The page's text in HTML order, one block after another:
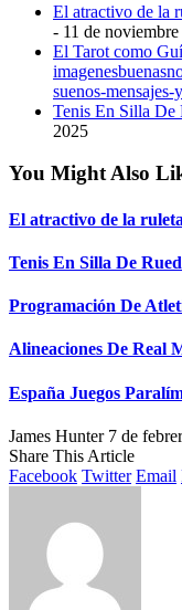
El atractivo de la
- 11 de
El Tarot como
suenos-
Tenis En Silla De
2025
You Might Also
El atractivo de la
Tenis En Silla De
Programación De
Alineaciones De Real
España Juegos
James Hunter 7 de
Share This Article
Facebook Twitter Email